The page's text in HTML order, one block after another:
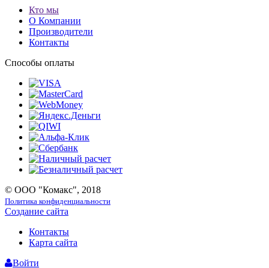
Кто мы
О Компании
Производители
Контакты
Способы оплаты
© ООО "Комакс", 2018
Политика конфиденциальности
Создание сайта
Контакты
Карта сайта
Войти